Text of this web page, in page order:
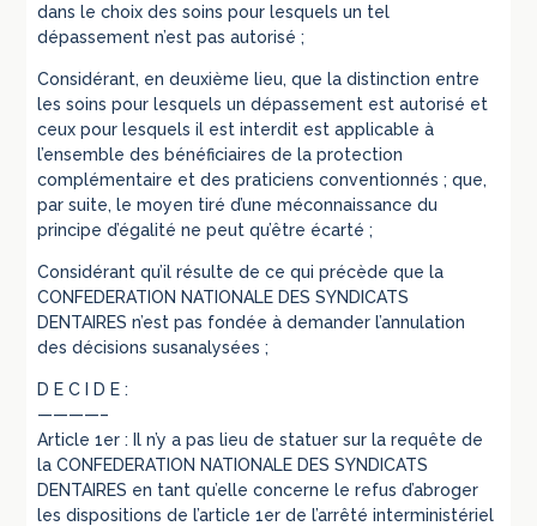
dans le choix des soins pour lesquels un tel
dépassement n’est pas autorisé ;
Considérant, en deuxième lieu, que la distinction entre
les soins pour lesquels un dépassement est autorisé et
ceux pour lesquels il est interdit est applicable à
l’ensemble des bénéficiaires de la protection
complémentaire et des praticiens conventionnés ; que,
par suite, le moyen tiré d’une méconnaissance du
principe d’égalité ne peut qu’être écarté ;
Considérant qu’il résulte de ce qui précède que la
CONFEDERATION NATIONALE DES SYNDICATS
DENTAIRES n’est pas fondée à demander l’annulation
des décisions susanalysées ;
D E C I D E :
————–
Article 1er : Il n’y a pas lieu de statuer sur la requête de
la CONFEDERATION NATIONALE DES SYNDICATS
DENTAIRES en tant qu’elle concerne le refus d’abroger
les dispositions de l’article 1er de l’arrêté interministériel